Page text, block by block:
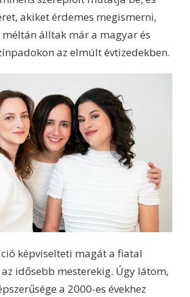
akiket érdemes megismerni,
álltak már a magyar és
az elmúlt évtizedekben.
képviselteti magát a fiatal
idősebb mesterekig. Úgy látom,
a 2000-es évekhez